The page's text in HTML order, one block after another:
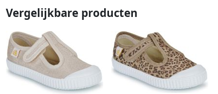
Vergelijkbare producten